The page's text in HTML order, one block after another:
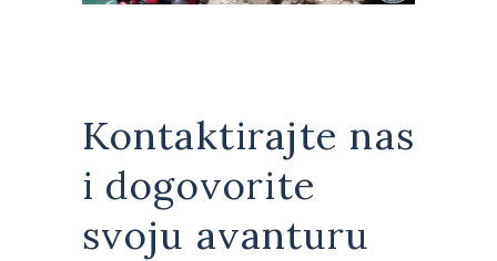
Kontaktirajte nas
i dogovorite
svoju avanturu